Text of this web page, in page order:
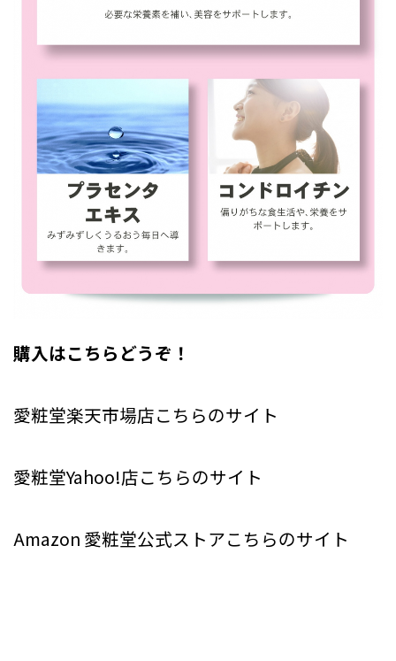
購入はこちらどうぞ！
愛粧堂楽天市場店こちらのサイト
愛粧堂Yahoo!店こちらのサイト
Amazon 愛粧堂公式ストアこちらのサイト